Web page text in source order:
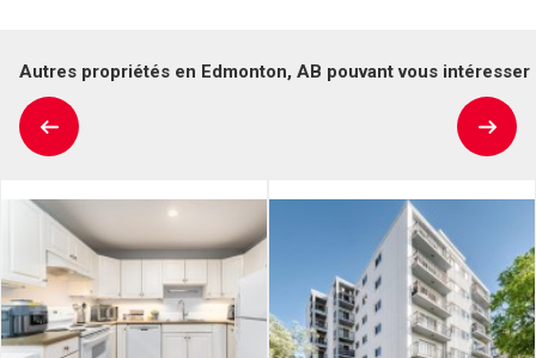
Autres propriétés en Edmonton, AB pouvant vous intéresser